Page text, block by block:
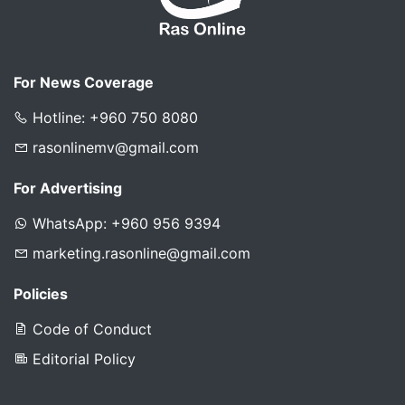
For News Coverage
Hotline: +960 750 8080
rasonlinemv@gmail.com
For Advertising
WhatsApp: +960 956 9394
marketing.rasonline@gmail.com
Policies
Code of Conduct
Editorial Policy